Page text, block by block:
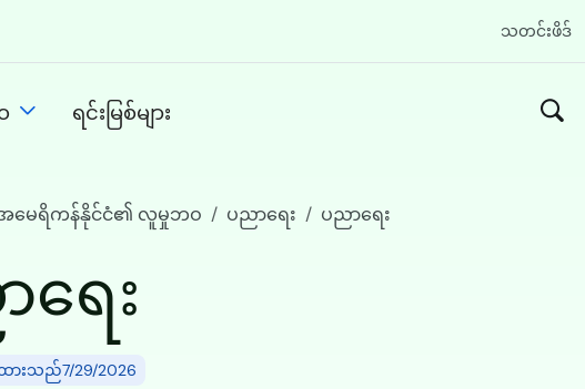
သတင်းဖိဒ်
ရင်းမြစ်များ
မေရိကန်နိုင်ငံ၏ လူမှုဘဝ ပညာရေး ပညာရေး
ေး
းသည်7/29/2026